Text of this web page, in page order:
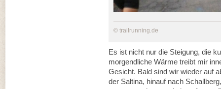
© trailrunning.de
Es ist nicht nur die Steigung, die
morgendliche Wärme treibt mir
Gesicht. Bald sind wir wieder auf
der Saltina, hinauf nach